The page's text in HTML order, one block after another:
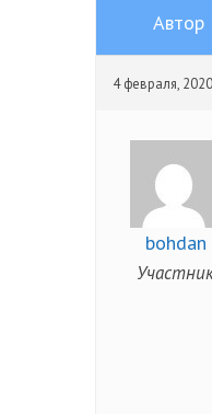
Автор
4 февраля,
bohdan